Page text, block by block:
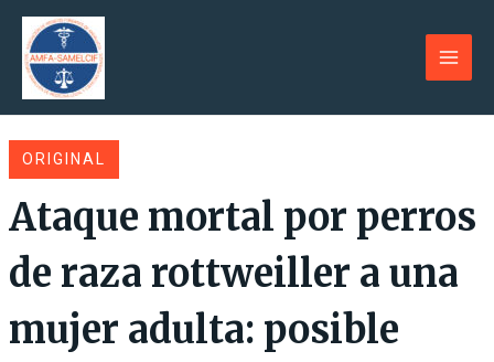
contenido
Main
ORIGINAL
Ataque mortal por perros
de raza rottweiller a una
mujer adulta: posible